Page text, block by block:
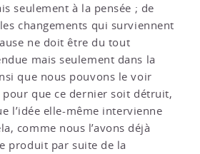
seulement à la pensée ; de
changements qui surviennent
ne doit être du tout
mais seulement dans la
que nous pouvons le voir
pour que ce dernier soit détruit,
l’idée elle-même intervienne
comme nous l’avons déjà
produit par suite de la